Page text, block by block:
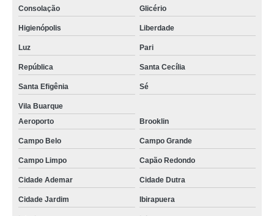
Consolação Glicério
Higienópolis Liberdade
Luz Pari
República Santa Cecília
Santa Efigênia Sé
Vila Buarque
Aeroporto
Brooklin
Campo Belo Campo Grande
Campo Limpo Capão Redondo
Cidade Ademar Cidade Dutra
Cidade Jardim Ibirapuera